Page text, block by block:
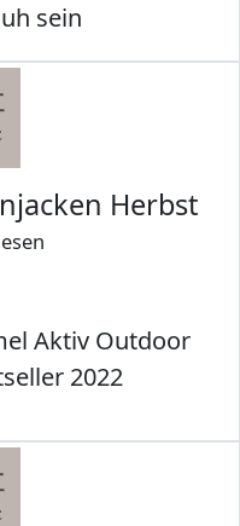
sein
Herbst
Aktiv Outdoor
2022